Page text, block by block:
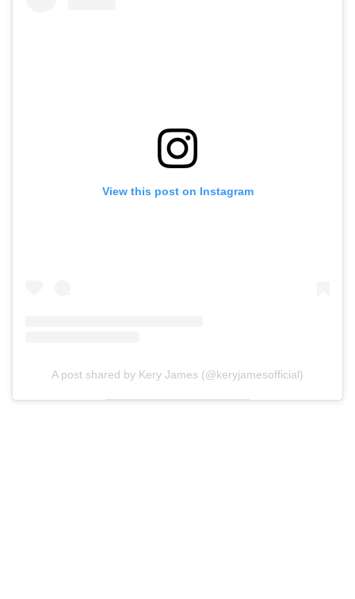
View this post on Instagram
A post shared by Kery James (@keryjamesofficial)